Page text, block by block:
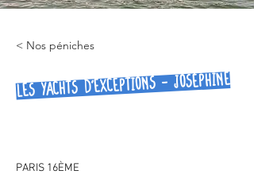
< Nos péniches
Les Yachts d'exceptions - Joséphine
PARIS 16ÈME